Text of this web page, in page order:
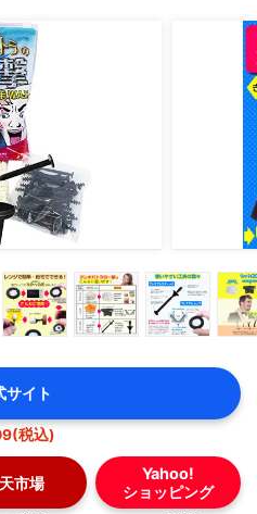
サイト
税込)
市場
Yahoo!
ショッピング